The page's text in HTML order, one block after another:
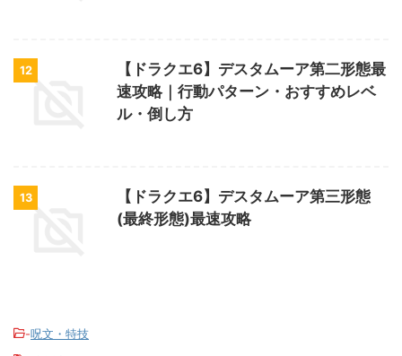
12
【ドラクエ6】デスタムーア第二形態最
速攻略｜行動パターン・おすすめレベ
ル・倒し方
13
【ドラクエ6】デスタムーア第三形態
(最終形態)最速攻略
-呪文・特技